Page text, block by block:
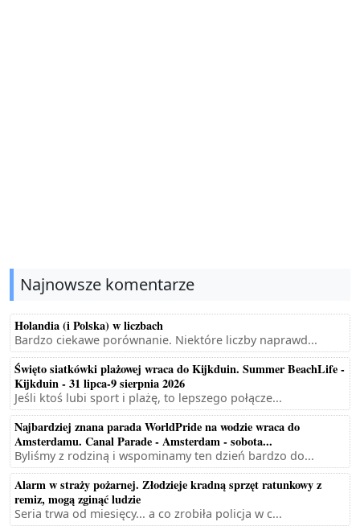
Najnowsze komentarze
Holandia (i Polska) w liczbach
Bardzo ciekawe porównanie. Niektóre liczby naprawd...
Święto siatkówki plażowej wraca do Kijkduin. Summer BeachLife -
Kijkduin - 31 lipca-9 sierpnia 2026
Jeśli ktoś lubi sport i plażę, to lepszego połącze...
Najbardziej znana parada WorldPride na wodzie wraca do
Amsterdamu. Canal Parade - Amsterdam - sobota...
Byliśmy z rodziną i wspominamy ten dzień bardzo do...
Alarm w straży pożarnej. Złodzieje kradną sprzęt ratunkowy z
remiz, mogą zginąć ludzie
Seria trwa od miesięcy... a co zrobiła policja w c...